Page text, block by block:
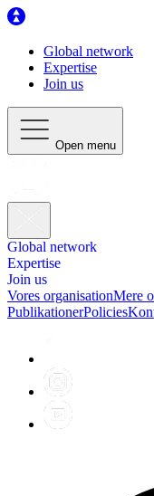
Global network
Expertise
Join us
Open menu
Global network
Expertise
Join us
Vores organisationMere
PublikationerPolicies